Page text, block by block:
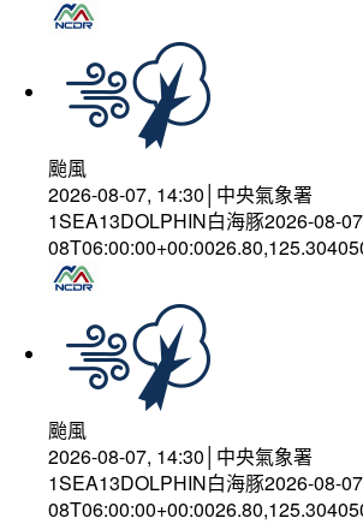
颱風
2026-08-07, 14:30│中央氣象署
1SEA13DOLPHIN白海豚2026-08-
颱風
2026-08-07, 14:30│中央氣象署
1SEA13DOLPHIN白海豚2026-08-